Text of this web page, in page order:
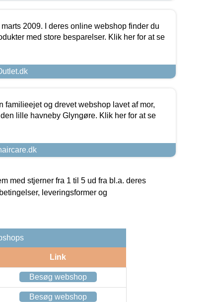
2009. I deres online webshop finder du
med store besparelser. Klik her for at se
familieejet og drevet webshop lavet af mor,
lille havneby Glyngøre. Klik her for at se
med stjerner fra 1 til 5 ud fra bl.a. deres
leveringsformer og
Link
Besøg webshop
Besøg webshop